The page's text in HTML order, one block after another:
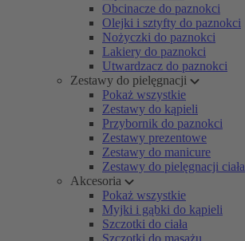
Obcinacze do paznokci
Olejki i sztyfty do paznokci
Nożyczki do paznokci
Lakiery do paznokci
Utwardzacz do paznokci
Zestawy do pielęgnacji
Pokaż wszystkie
Zestawy do kąpieli
Przybornik do paznokci
Zestawy prezentowe
Zestawy do manicure
Zestawy do pielęgnacji ciała
Akcesoria
Pokaż wszystkie
Myjki i gąbki do kąpieli
Szczotki do ciała
Szczotki do masażu